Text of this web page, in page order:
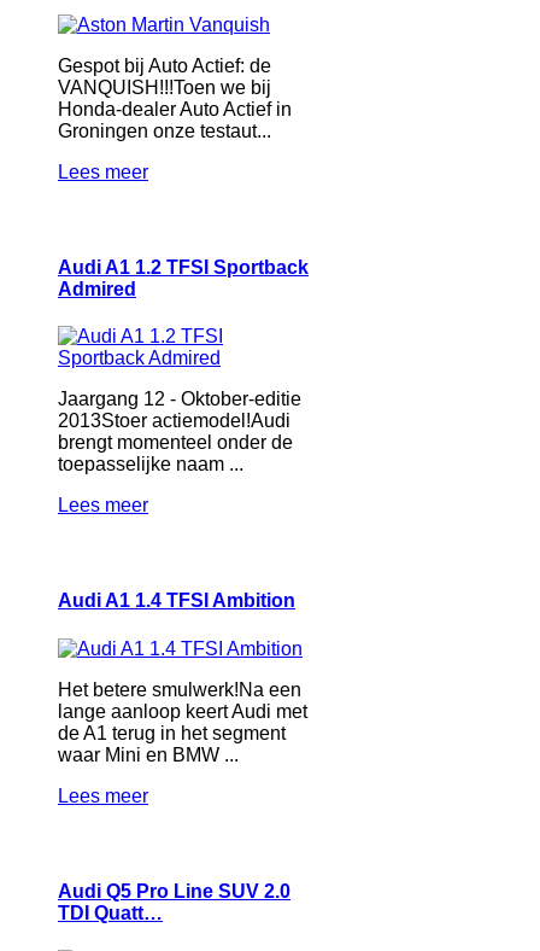
Gespot bij Auto Actief: de
VANQUISH!!!Toen we bij
Honda-dealer Auto Actief in
Groningen onze testaut...
Lees meer
Audi A1 1.2 TFSI Sportback
Admired
Jaargang 12 - Oktober-editie
2013Stoer actiemodel!Audi
brengt momenteel onder de
toepasselijke naam ...
Lees meer
Audi A1 1.4 TFSI Ambition
Het betere smulwerk!Na een
lange aanloop keert Audi met
de A1 terug in het segment
waar Mini en BMW ...
Lees meer
Audi Q5 Pro Line SUV 2.0
TDI Quatt…